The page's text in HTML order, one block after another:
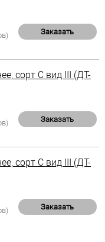
Заказать
сорт С вид III (ДТ-
Заказать
сорт С вид III (ДТ-
Заказать